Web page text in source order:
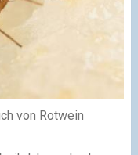
von Rotwein